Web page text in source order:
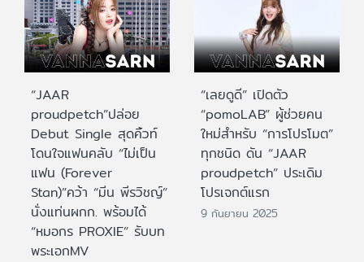
“JAAR
proudpetch”ปล่อย
Debut Single สุดคิ้วท์
โดนใจแฟนคลับ “ไม่เป็น
แฟน (Forever
Stan)”คว้า “มีน พีรวิชญ์”
นั่งแท่นผกก. พร้อมได้
“หมอกร PROXIE” รับบท
พระเอกMV
“เลยดูดี” เปิดตัว
“pomoLAB” ผู้ช่วยคน
ใหม่สำหรับ “การโปรโมต”
ทุกชนิด ดัน “JAAR
proudpetch” ประเดิม
โปรเจกต์แรก
9 กันยายน 2025